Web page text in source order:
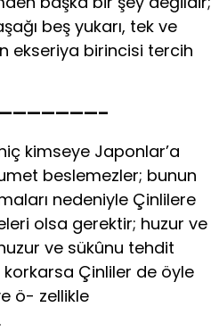
beş yukarı, tek ve
ekseriya birincisi tercih
kimseye Japonlar’a
beslemezler; bunun
nedeniyle Çinlilere
olsa gerektir; huzur ve
ve sükûnu tehdit
korkarsa Çinliler de öyle
ö- zellikle